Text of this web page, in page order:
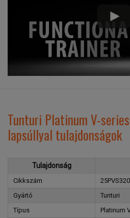
Tunturi Platinum V-
lapsúllyal tulajdonságok
Tulajdonság
Cikkszám
Gyártó
Tunturi
Típus
Platinum